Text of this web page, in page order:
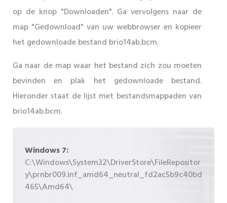
op de knop "Downloaden". Ga vervolgens naar de
map "Gedownload" van uw webbrowser en kopieer
het gedownloade bestand brio14ab.bcm.
Ga naar de map waar het bestand zich zou moeten
bevinden en plak het gedownloade bestand.
Hieronder staat de lijst met bestandsmappaden van
brio14ab.bcm.
Windows 7:
C:\Windows\System32\DriverStore\FileRepositor
y\prnbr009.inf_amd64_neutral_fd2ac5b9c40bd
465\Amd64\